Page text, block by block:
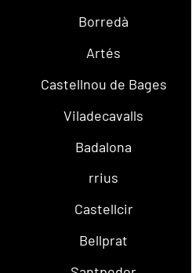
Borredà
Artés
Castellnou de Bages
Viladecavalls
Badalona
rrius
Castellcir
Bellprat